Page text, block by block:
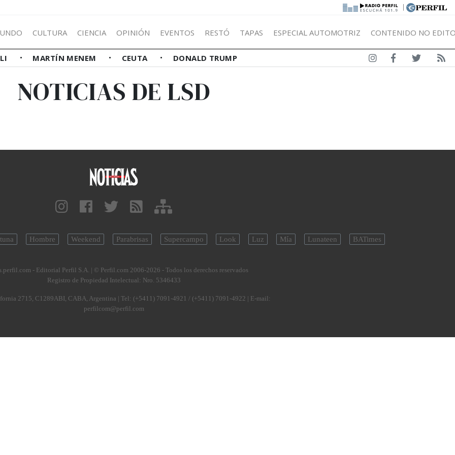
|
CULTURA CIENCIA OPINIÓN EVENTOS RESTÓ TAPAS ESPECIAL AUTOMOTRIZ CONTENIDO NO
MARTÍN MENEM CEUTA DONALD TRUMP
NOTICIAS DE LSD
Hombre Weekend Parabrisas Supercampo Look Luz Mía Lunateen BATimes
- Editorial Perfil S.A. | © Perfil.com 2006-2026 - Todos los derechos reservados
Registro de Propiedad Intelectual: Nro. 5346433
2715, C1289ABI, CABA, Argentina | Tel: (+5411) 7091-4921 / (+5411) 7091-4922 | E-mail:
perfilcom@perfil.com